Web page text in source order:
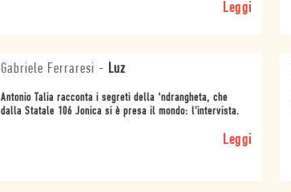
Leggi
Gabriele Ferraresi - Luz
Antonio Talia racconta i segreti della ‘ndrangheta, che
dalla Statale 106 Jonica si è presa il mondo: l'intervista.
Leggi